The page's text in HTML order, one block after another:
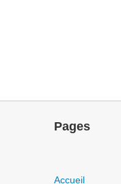
Pages
Accueil